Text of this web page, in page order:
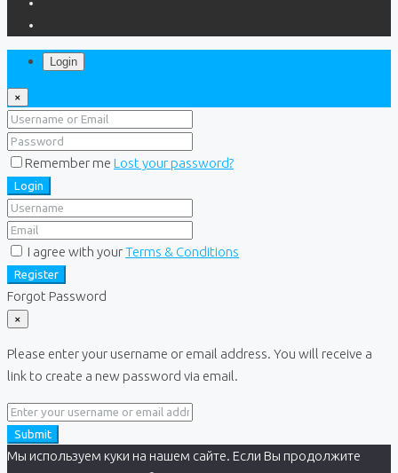
Login
×
Remember me Lost your password?
Login
I agree with yourTerms & Conditions
Register
Forgot Password
×
Please enter your username or email address. You will receive a
link to create a new password via email.
Submit
Мы используем куки на нашем сайте. Если Вы продолжите